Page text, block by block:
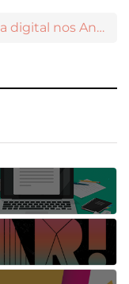
Dinâmica para ensinar segurança digital nos Anos Iniciais